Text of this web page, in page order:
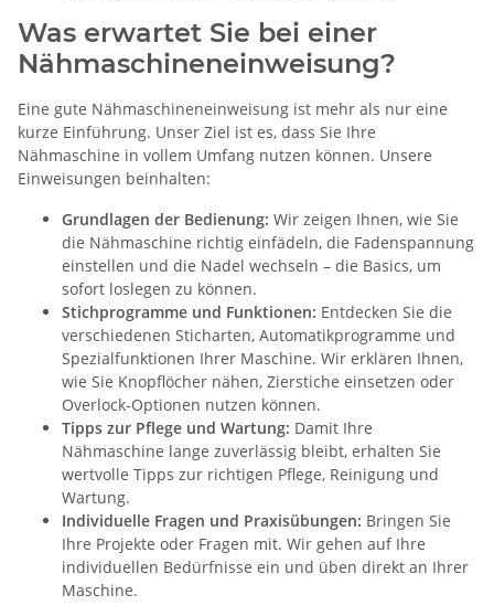
Was erwartet Sie bei einer
Nähmaschineneinweisung?
Eine gute Nähmaschineneinweisung ist mehr als nur eine
kurze Einführung. Unser Ziel ist es, dass Sie Ihre
Nähmaschine in vollem Umfang nutzen können. Unsere
Einweisungen beinhalten:
Grundlagen der Bedienung: Wir zeigen Ihnen, wie Sie
die Nähmaschine richtig einfädeln, die Fadenspannung
einstellen und die Nadel wechseln – die Basics, um
sofort loslegen zu können.
Stichprogramme und Funktionen: Entdecken Sie die
verschiedenen Sticharten, Automatikprogramme und
Spezialfunktionen Ihrer Maschine. Wir erklären Ihnen,
wie Sie Knopflöcher nähen, Zierstiche einsetzen oder
Overlock-Optionen nutzen können.
Tipps zur Pflege und Wartung: Damit Ihre
Nähmaschine lange zuverlässig bleibt, erhalten Sie
wertvolle Tipps zur richtigen Pflege, Reinigung und
Wartung.
Individuelle Fragen und Praxisübungen: Bringen Sie
Ihre Projekte oder Fragen mit. Wir gehen auf Ihre
individuellen Bedürfnisse ein und üben direkt an Ihrer
Maschine.